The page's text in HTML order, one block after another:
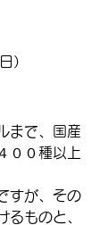
）
まで、国産
００種以上
すが、その
るものと、